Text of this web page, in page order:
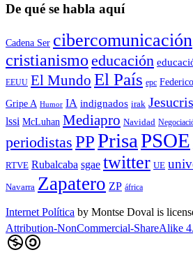
De qué se habla aquí
Cadena Ser cibercomunicación
cristianismo educación
EEUU El Mundo El País epc
Gripe A Humor IA indignados irak
lssi McLuhan Mediapro Navidad
periodistas PPPrisaPSOE
RTVE Rubalcaba sgae twitter UE
Navarra Zapatero ZP áfrica
Internet Política by Montse Doval is
Attribution-NonCommercial-ShareAlike